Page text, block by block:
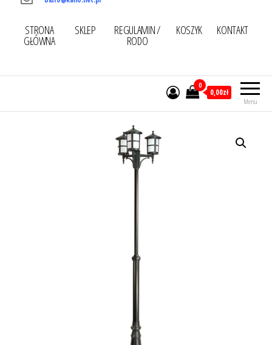
STRONA
GŁÓWNA
SKLEP REGULAMIN /
RODO
KOSZYK KONTAKT
Menu
0
0,00zł